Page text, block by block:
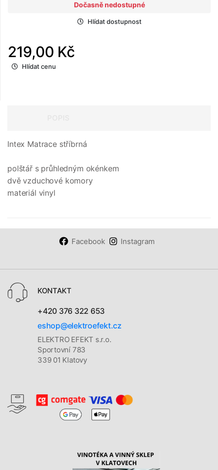
Dočasně nedostupné
Hlídat dostupnost
219,00 Kč
Hlídat cenu
Intex Matrace stříbrná
polštář s průhledným okénkem
dvě vzduchové komory
materiál vinyl
Facebook Instagram
KONTAKT
+420 376 322 653
eshop@elektroefekt.cz
ELEKTRO EFEKT s.r.o.
Sportovní 783
339 01 Klatovy